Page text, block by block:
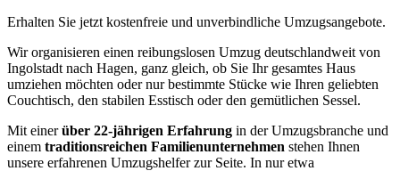
Erhalten Sie jetzt kostenfreie und unverbindliche Umzugsangebote.
Wir organisieren einen reibungslosen Umzug deutschlandweit von
Ingolstadt nach Hagen, ganz gleich, ob Sie Ihr gesamtes Haus
umziehen möchten oder nur bestimmte Stücke wie Ihren geliebten
Couchtisch, den stabilen Esstisch oder den gemütlichen Sessel.
Mit einerüber 22-jährigen Erfahrung in der Umzugsbranche und
einem traditionsreichen Familienunternehmen stehen Ihnen
unsere erfahrenen Umzugshelfer zur Seite. In nur etwa